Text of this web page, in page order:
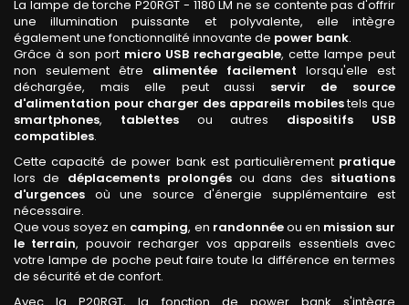
La lampe de torche P20RGT - 1180 LM ne se contente pas d'offrir
une illumination puissante et polyvalente, elle intègre
également une fonctionnalité innovante de power bank.
Grâce à son port micro USB rechargeable, cette lampe peut
non seulement être alimentée facilement lorsqu'elle est
déchargée, mais elle peut aussi servir de source
d'alimentation pour charger des appareils mobilestels que
smartphones, tablettesou autres dispositifs USB
compatibles.
Cette capacité de power bank est particulièrement pratique
lors de déplacements prolongésou dans des situations
d'urgences où une source d'énergie supplémentaire est
nécessaire.
Que vous soyez en camping, en randonnéeou en mission sur
le terrain, pouvoir recharger vos appareils essentiels avec
votre lampe de poche peut faire toute la différence en termes
de sécurité et de confort.